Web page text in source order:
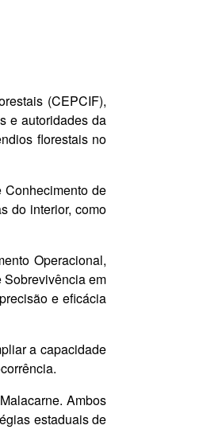
(CEPCIF),
e autoridades da
florestais no
Conhecimento de
do interior, como
Operacional,
Sobrevivência em
e eficácia
a capacidade
Ambos
estaduais de